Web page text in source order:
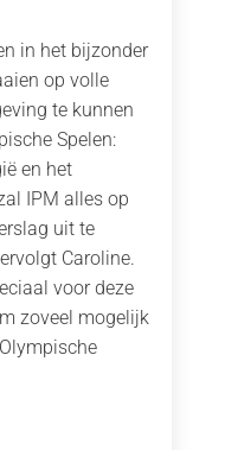
in het bijzonder
op volle
te kunnen
Spelen:
en het
IPM alles op
uit te
Caroline.
voor deze
zoveel mogelijk